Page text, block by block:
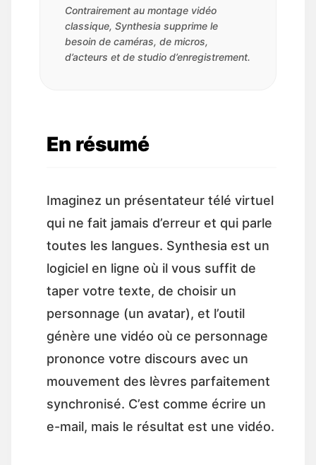
Contrairement au montage vidéo
classique, Synthesia supprime le
besoin de caméras, de micros,
d’acteurs et de studio d’enregistrement.
En résumé
Imaginez un présentateur télé virtuel
qui ne fait jamais d’erreur et qui parle
toutes les langues. Synthesia est un
logiciel en ligne où il vous suffit de
taper votre texte, de choisir un
personnage (un avatar), et l’outil
génère une vidéo où ce personnage
prononce votre discours avec un
mouvement des lèvres parfaitement
synchronisé. C’est comme écrire un
e-mail, mais le résultat est une vidéo.